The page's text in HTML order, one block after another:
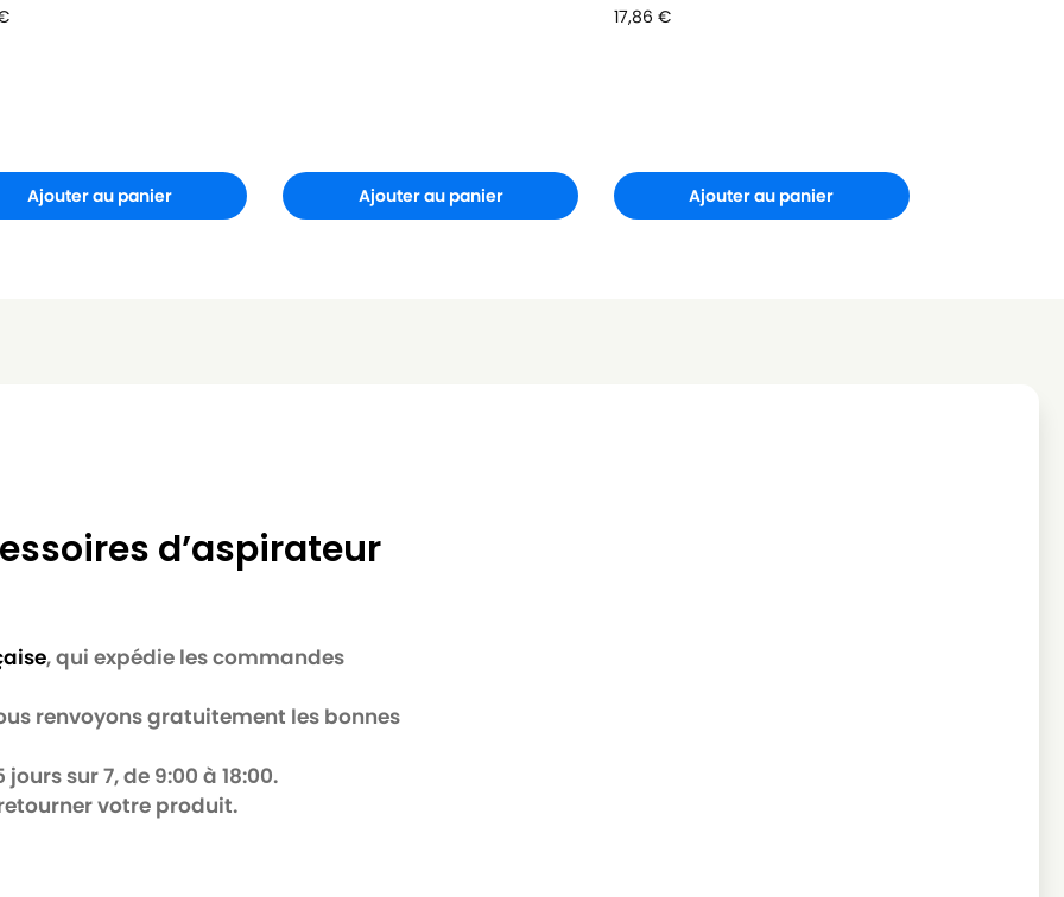
Ajouter au panier Ajouter au panier
17,86€
Ajouter au panier
d’aspirateur
, qui expédie les commandes
renvoyons gratuitement les bonnes
sur 7, de 9:00 à 18:00.
votre produit.